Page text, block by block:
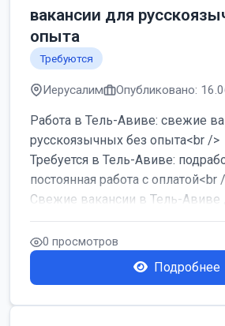
вакансии для
опыта
Требуются
Иерусалим Опубликовано:
Работа в Тель-Авиве: свежие
русскоязычных без опыта<br />
Требуется в Тель-Авиве:
постоянная работа с оплатой<br
Свежие вакансии в Тель-Авиве
женщин от хозя...
0 просмотров
Подробнее